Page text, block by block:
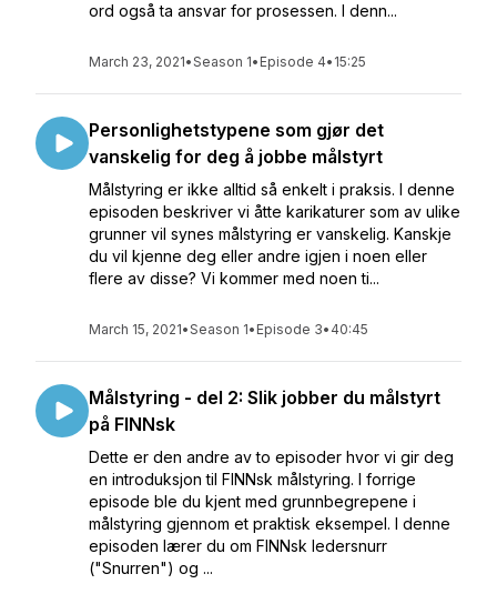
ord også ta ansvar for prosessen. I denn...
March 23, 2021•Season 1• Episode 4• 15:25
Personlighetstypene som gjør det
vanskelig for deg å jobbe målstyrt
Målstyring er ikke alltid så enkelt i praksis. I denne
episoden beskriver vi åtte karikaturer som av ulike
grunner vil synes målstyring er vanskelig. Kanskje
du vil kjenne deg eller andre igjen i noen eller
flere av disse? Vi kommer med noen ti...
March 15, 2021•Season 1• Episode 3• 40:45
Målstyring - del 2: Slik jobber du målstyrt
på FINNsk
Dette er den andre av to episoder hvor vi gir deg
en introduksjon til FINNsk målstyring. I forrige
episode ble du kjent med grunnbegrepene i
målstyring gjennom et praktisk eksempel. I denne
episoden lærer du om FINNsk ledersnurr
("Snurren") og ...